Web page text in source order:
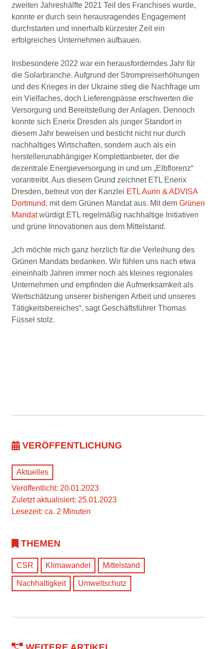
zweiten Jahreshälfte 2021 Teil des Franchises wurde,
konnte er durch sein herausragendes Engagement
durchstarten und innerhalb kürzester Zeit ein
erfolgreiches Unternehmen aufbauen.
Insbesondere 2022 war ein herausforderndes Jahr für
die Solarbranche. Aufgrund der Strompreiserhöhungen
und des Krieges in der Ukraine stieg die Nachfrage um
ein Vielfaches, doch Lieferengpässe erschwerten die
Versorgung und Bereitstellung der Anlagen. Dennoch
konnte sich Enerix Dresden als junger Standort in
diesem Jahr beweisen und besticht nicht nur durch
nachhaltiges Wirtschaften, sondern auch als ein
herstellerunabhängiger Komplettanbieter, der die
dezentrale Energieversorgung in und um „Elbflorenz“
vorantreibt. Aus diesem Grund zeichnet ETL Enerix
Dresden, betreut von der Kanzlei ETL Aurin & ADVISA
Dortmund, mit dem Grünen Mandat aus. Mit dem Grünen
Mandatwürdigt ETL regelmäßig nachhaltige Initiativen
und grüne Innovationen aus dem Mittelstand.
„Ich möchte mich ganz herzlich für die Verleihung des
Grünen Mandats bedanken. Wir fühlen uns nach etwa
eineinhalb Jahren immer noch als kleines regionales
Unternehmen und empfinden die Aufmerksamkeit als
Wertschätzung unserer bisherigen Arbeit und unseres
Tätigkeitsbereiches“, sagt Geschäftsführer Thomas
Füssel stolz.
VERÖFFENTLICHUNG
Aktuelles
Veröffentlicht: 20.01.2023
Zuletzt aktualisiert: 25.01.2023
Lesezeit: ca. 2 Minuten
THEMEN
CSR Klimawandel Mittelstand
Nachhaltigkeit Umweltschutz